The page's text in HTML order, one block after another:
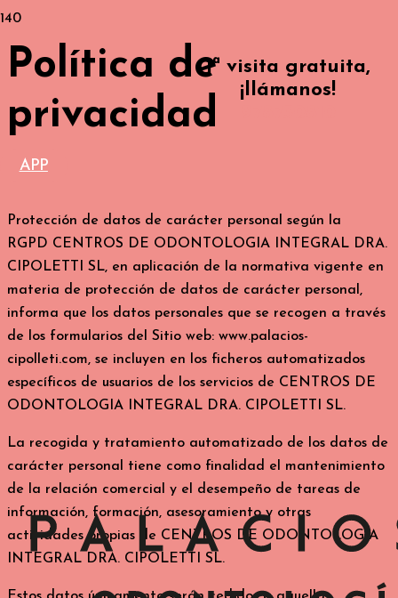
1ª visita gratuita,
¡llámanos!
APP
Política de
privacidad
Protección de datos de carácter personal según la
RGPD CENTROS DE ODONTOLOGIA INTEGRAL DRA.
CIPOLETTI SL, en aplicación de la normativa vigente en
materia de protección de datos de carácter personal,
informa que los datos personales que se recogen a través
de los formularios del Sitio web: www.palacios-
cipolleti.com, se incluyen en los ficheros automatizados
específicos de usuarios de los servicios de CENTROS DE
ODONTOLOGIA INTEGRAL DRA. CIPOLETTI SL.
La recogida y tratamiento automatizado de los datos de
carácter personal tiene como finalidad el mantenimiento
de la relación comercial y el desempeño de tareas de
información, formación, asesoramiento y otras
actividades propias de CENTROS DE ODONTOLOGIA
INTEGRAL DRA. CIPOLETTI SL.